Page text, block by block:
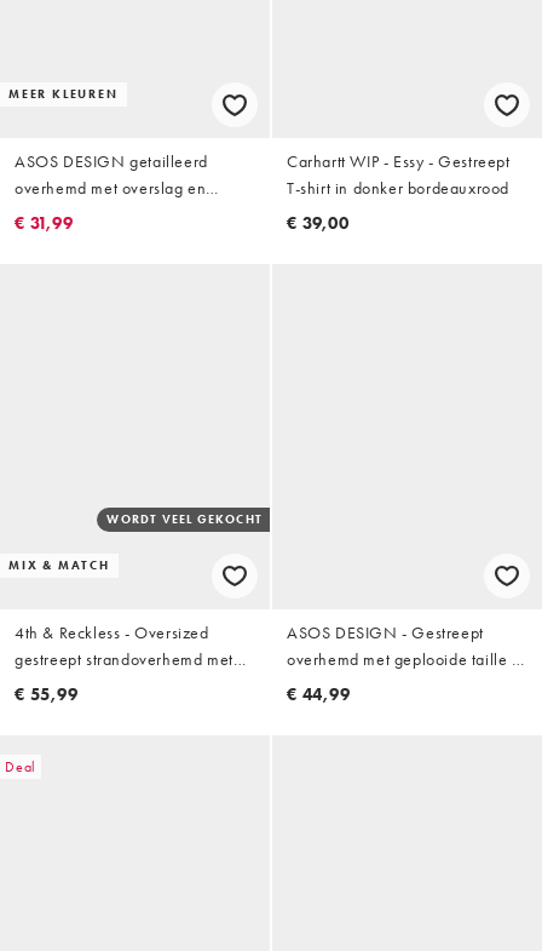
MEER KLEUREN
ASOS DESIGN getailleerd
overhemd met overslag en
cocoonmouwen in gele streep
€ 31,99
Carhartt WIP - Essy - Gestreept
T-shirt in donker bordeauxrood
€ 39,00
MIX & MATCH
WORDT VEEL GEKOCHT
4th & Reckless - Oversized
gestreept strandoverhemd met
van katoenmix met gestrikte
€ 55,99
ASOS DESIGN - Gestreept
overhemd met geplooide taille in
lichtgeel
€ 44,99
Deal